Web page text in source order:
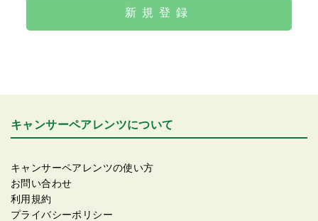
新規登録
キャンサーペアレンツについて
キャンサーペアレンツの使い方
お問い合わせ
利用規約
プライバシーポリシー